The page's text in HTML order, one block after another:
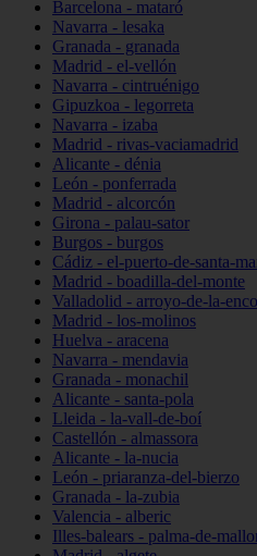
Barcelona - mataró
Navarra - lesaka
Granada - granada
Madrid - el-vellón
Navarra - cintruénigo
Gipuzkoa - legorreta
Navarra - izaba
Madrid - rivas-vaciamadrid
Alicante - dénia
León - ponferrada
Madrid - alcorcón
Girona - palau-sator
Burgos - burgos
Cádiz - el-puerto-de-santa-
Madrid - boadilla-del-monte
Valladolid - arroyo-de-la-
Madrid - los-molinos
Huelva - aracena
Navarra - mendavia
Granada - monachil
Alicante - santa-pola
Lleida - la-vall-de-boí
Castellón - almassora
Alicante - la-nucia
León - priaranza-del-bierzo
Granada - la-zubia
Valencia - alberic
Illes-balears - palma-de-